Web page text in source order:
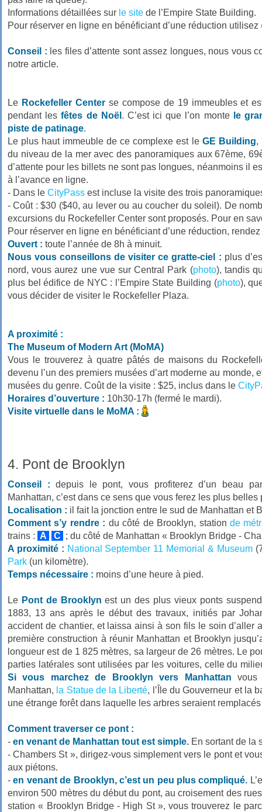
Informations détaillées sur le site de l’Empire State Building.
Pour réserver en ligne en bénéficiant d’une réduction utilisez
Conseil : les files d’attente sont assez longues, nous vous
notre article.
Le Rockefeller Centerse compose de 19 immeubles et
pendant lesfêtes de Noël . C’est ici que l’on monte le
piste de patinage.
Le plus haut immeuble de ce complexe est le GE Building,
du niveau de la mer avec des panoramiques aux 67ème,
d’attente pour les billets ne sont pas longues, néanmoins il
à l’avance en ligne.
- Dans le CityPass est incluse la visite des trois
- Coût : $30 ($40, au lever ou au coucher du soleil). De
excursions du Rockefeller Center sont proposés. Pour en
Pour réserver en ligne en bénéficiant d’une réduction,
Ouvert : toute l’année de 8h à minuit.
Nous vous conseillons de visiter ce gratte-ciel : plus
nord, vous aurez une vue sur Central Park (photo), tandis
plus bel édifice de NYC : l’Empire State Building (photo),
vous décider de visiter le Rockefeller Plaza.
A proximité :
The Museum of Modern Art (MoMA)
Vous le trouverez à quatre pâtés de maisons du
devenu l’un des premiers musées d’art moderne au monde,
musées du genre. Coût de la visite : $25, inclus dans le
Horaires d’ouverture : 10h30-17h (fermé le mardi).
Visite virtuelle dans le MoMA :
4. Pont de Brooklyn
Conseil : depuis le pont, vous profiterez d’un beau
Manhattan, c’est dans ce sens que vous ferez les plus belles
Localisation : il fait la jonction entre le sud de Manhattan et
Comment s’y rendre : du côté de Brooklyn, stationde
trains : A C ; du côté de Manhattan « Brooklyn Bridge -
A proximité : National September 11 Memorial & Museum
Park (un kilomètre).
Temps nécessaire : moins d’une heure à pied.
Le Pont de Brooklyn est un des plus vieux ponts
1883, 13 ans après le début des travaux, initiés par
accident de chantier, et laissa ainsi à son fils le soin d’aller
première construction à réunir Manhattan et Brooklyn
longueur est de 1 825 mètres, sa largeur de 26 mètres. Le
parties latérales sont utilisées par les voitures, celle du
Si vous marchez de Brooklyn vers Manhattan vous
Manhattan, la Statue de la Liberté, l’Île du Gouverneur et la
une étrange forêt dans laquelle les arbres seraient
Comment traverser ce pont :
- en venant de Manhattan tout est simple. En sortant de la
- Chambers St », dirigez-vous simplement vers le pont et
aux piétons.
-en venant de Brooklyn, c’est un peu plus compliqué.
environ 500 mètres du début du pont, au croisement des
station « Brooklyn Bridge - High St », vous trouverez le